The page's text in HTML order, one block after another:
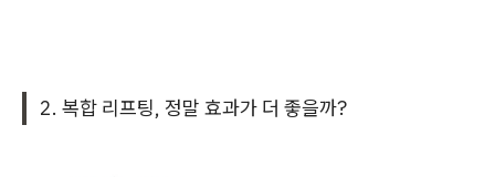
2. 복합 리프팅, 정말 효과가 더 좋을까?